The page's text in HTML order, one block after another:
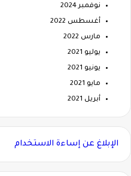
نوفمبر 2024
أغسطس 2022
مارس 2022
يوليو 2021
يونيو 2021
مايو 2021
أبريل 2021
الإبلاغ عن إساءة الاستخدام